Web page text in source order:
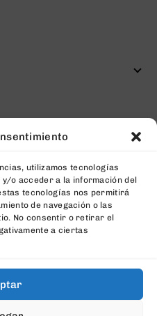
utilizamos tecnologías
o acceder a la información del
tecnologías nos permitirá
de navegación o las
No consentir o retirar el
a ciertas